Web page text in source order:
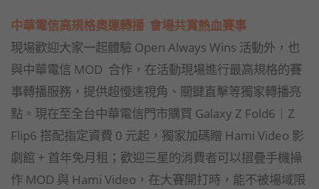
中華電信高規格奧運轉播 會場共賞熱血賽事
現場歡迎大家一起體驗 Open Always Wins 活動外，也
與中華電信 MOD 合作，在活動現場進行最高規格的賽
事轉播服務，提供超慢速視角、關鍵直擊等獨家轉播亮
點。現在至全台中華電信門市購買 Galaxy Z Fold6︱Z
Flip6 搭配指定資費 0 元起，獨家加碼贈 Hami Video 影
劇館 + 首年免月租；歡迎三星的消費者可以摺疊手機操
作 MOD 與 Hami Video，在大賽開打時，能不被場域限